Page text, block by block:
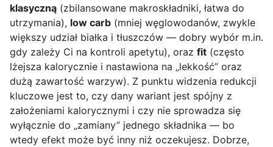
klasyczną (zbilansowane makroskładniki, łatwa do
utrzymania), low carb (mniej węglowodanów, zwykle
większy udział białka i tłuszczów — dobry wybór m.in.
gdy zależy Ci na kontroli apetytu), oraz fit (często
lżejsza kalorycznie i nastawiona na „lekkość” oraz
dużą zawartość warzyw). Z punktu widzenia redukcji
kluczowe jest to, czy dany wariant jest spójny z
założeniami kalorycznymi i czy nie sprowadza się
wyłącznie do „zamiany” jednego składnika — bo
wtedy efekt może być inny niż oczekujesz. Dobrze,